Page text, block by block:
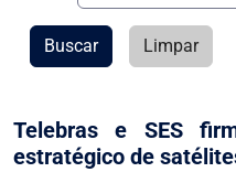
Telebras e SES
estratégico de
Buscar Limpar